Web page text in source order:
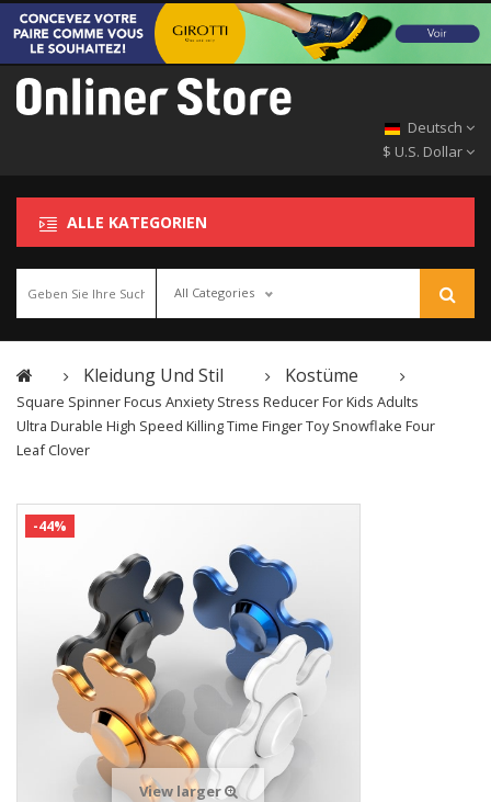
Deutsch
$ U.S. Dollar
ALLE KATEGORIEN
All Categories
Kleidung Und Stil Kostüme
Square Spinner Focus Anxiety Stress Reducer For Kids Adults
Ultra Durable High Speed Killing Time Finger Toy Snowflake Four
Leaf Clover
-44%
View larger